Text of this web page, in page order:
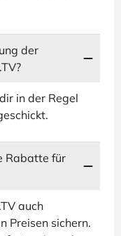
der
in der Regel
Rabatte für
auch
Preisen sichern.